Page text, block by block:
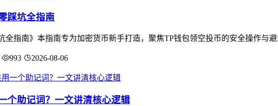
踩坑全指南
全指南》本指南专为加密货币新手打造，聚焦TP钱包领空投币的安全操作与
993 2026-08-06
个助记词？一文讲清核心逻辑